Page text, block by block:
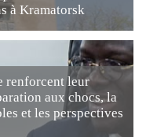
à Kramatorsk
renforcent leur
aux chocs, la
et les perspectives